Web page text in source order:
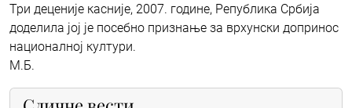
Три деценије касније, 2007. године, Република Србија
доделила јој је посебно признање за врхунски допринос
националној култури.
М.Б.